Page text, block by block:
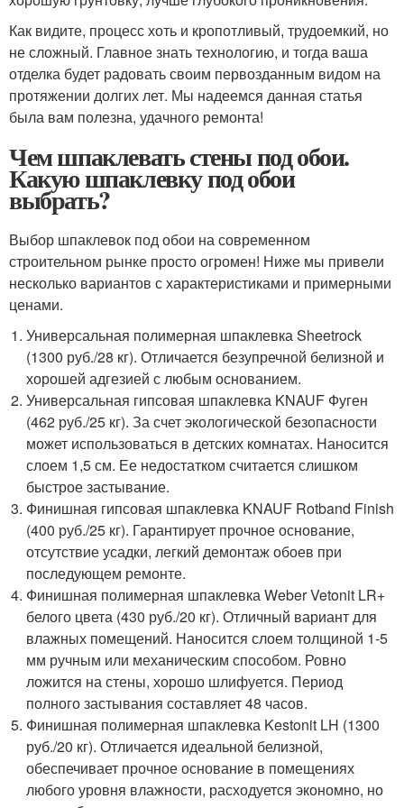
Как видите, процесс хоть и кропотливый, трудоемкий, но
не сложный. Главное знать технологию, и тогда ваша
отделка будет радовать своим первозданным видом на
протяжении долгих лет. Мы надеемся данная статья
была вам полезна, удачного ремонта!
Чем шпаклевать стены под обои.
Какую шпаклевку под обои
выбрать?
Выбор шпаклевок под обои на современном
строительном рынке просто огромен! Ниже мы привели
несколько вариантов с характеристиками и примерными
ценами.
Универсальная полимерная шпаклевка Sheetrock
(1300 руб./28 кг). Отличается безупречной белизной и
хорошей адгезией с любым основанием.
Универсальная гипсовая шпаклевка KNAUF Фуген
(462 руб./25 кг). За счет экологической безопасности
может использоваться в детских комнатах. Наносится
слоем 1,5 см. Ее недостатком считается слишком
быстрое застывание.
Финишная гипсовая шпаклевка KNAUF Rotband Finish
(400 руб./25 кг). Гарантирует прочное основание,
отсутствие усадки, легкий демонтаж обоев при
последующем ремонте.
Финишная полимерная шпаклевка Weber Vetonit LR+
белого цвета (430 руб./20 кг). Отличный вариант для
влажных помещений. Наносится слоем толщиной 1-5
мм ручным или механическим способом. Ровно
ложится на стены, хорошо шлифуется. Период
полного застывания составляет 48 часов.
Финишная полимерная шпаклевка Kestonit LH (1300
руб./20 кг). Отличается идеальной белизной,
обеспечивает прочное основание в помещениях
любого уровня влажности, расходуется экономно, но